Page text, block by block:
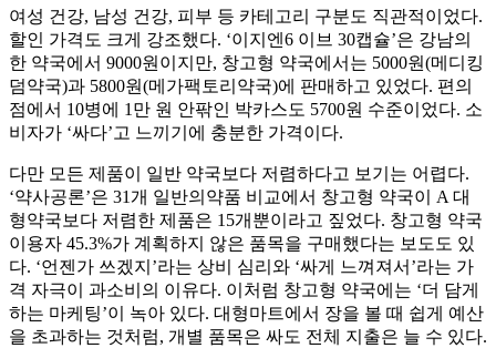
여성 건강, 남성 건강, 피부 등 카테고리 구분도 직관적이었다.
할인 가격도 크게 강조했다. ‘이지엔6 이브 30캡슐’은 강남의
한 약국에서 9000원이지만, 창고형 약국에서는 5000원(메디킹
덤약국)과 5800원(메가팩토리약국)에 판매하고 있었다. 편의
점에서 10병에 1만 원 안팎인 박카스도 5700원 수준이었다. 소
비자가 ‘싸다’고 느끼기에 충분한 가격이다.
다만 모든 제품이 일반 약국보다 저렴하다고 보기는 어렵다.
‘약사공론’은 31개 일반의약품 비교에서 창고형 약국이 A 대
형약국보다 저렴한 제품은 15개뿐이라고 짚었다. 창고형 약국
이용자 45.3%가 계획하지 않은 품목을 구매했다는 보도도 있
다. ‘언젠가 쓰겠지’라는 상비 심리와 ‘싸게 느껴져서’라는 가
격 자극이 과소비의 이유다. 이처럼 창고형 약국에는 ‘더 담게
하는 마케팅’이 녹아 있다. 대형마트에서 장을 볼 때 쉽게 예산
을 초과하는 것처럼, 개별 품목은 싸도 전체 지출은 늘 수 있다.